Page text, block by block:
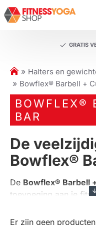
GRATIS
h
o
m
e
Halters en
Bowflex® Barbell +
BOWFLEX®
BAR
De
Bowflex®
De Bowflex® Barbell
toevoeging aan je
flexibiliteit om
Er zijn geen